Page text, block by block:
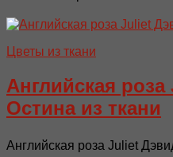
Цветы из ткани
Английская
Остина из ткани
Английская роза Juliet